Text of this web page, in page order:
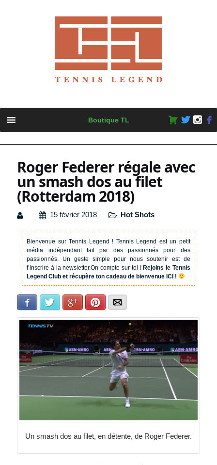
content
Boutique TL
Roger Federer régale avec
un smash dos au filet
(Rotterdam 2018)
15 février 2018 Hot Shots
Bienvenue sur Tennis Legend ! Tennis Legend est un petit
média indépendant fait par des passionnés pour des
passionnés. Un geste simple pour nous soutenir est de
t’inscrire à la newsletter.On compte sur toi !Rejoins le Tennis
Legend Club et récupère ton cadeau de bienvenue ICI !
Facebook Twitter Google+Pinterest
Un smash dos au filet, en détente, de Roger Federer.